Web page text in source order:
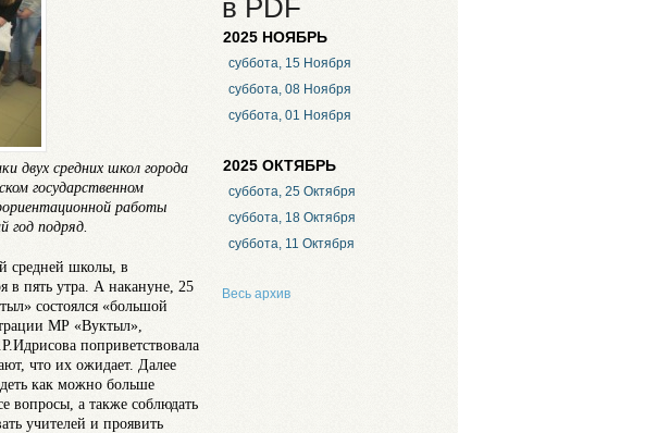
двух средних школ города
государственном
работы
подряд.
средней школы, в
в пять утра. А накануне, 25
состоялся «большой
МР «Вуктыл»,
поприветствовала
что их ожидает. Далее
как можно больше
вопросы, а также соблюдать
учителей и проявить
в PDF
2025 НОЯБРЬ
суббота, 15 Ноября
суббота, 08 Ноября
суббота, 01 Ноября
2025 ОКТЯБРЬ
суббота, 25 Октября
суббота, 18 Октября
суббота, 11 Октября
Весь архив